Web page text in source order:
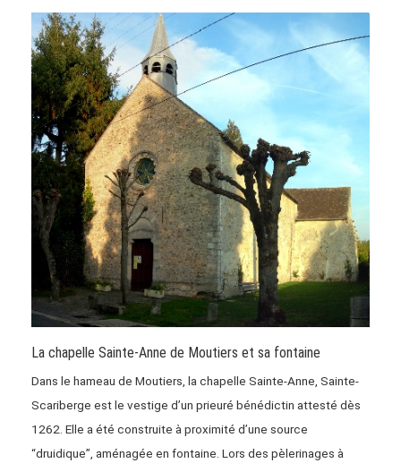
La chapelle Sainte-Anne de Moutiers et sa fontaine
Dans le hameau de Moutiers, la chapelle Sainte-Anne, Sainte-
Scariberge est le vestige d’un prieuré bénédictin attesté dès
1262. Elle a été construite à proximité d’une source
“druidique”, aménagée en fontaine. Lors des pèlerinages à